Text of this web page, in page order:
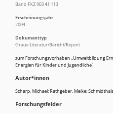
zum Forschungsvorhaben „Umweltbildung
Energien für Kinder und Jugendliche“
Autor*innen
Scharp, Michael; Rathgeber, Meike;
Forschungsfelder
Band FKZ 903 41 113
Erscheinungsjahr
2004
Dokumenttyp
Graue Literatur/Bericht/Report